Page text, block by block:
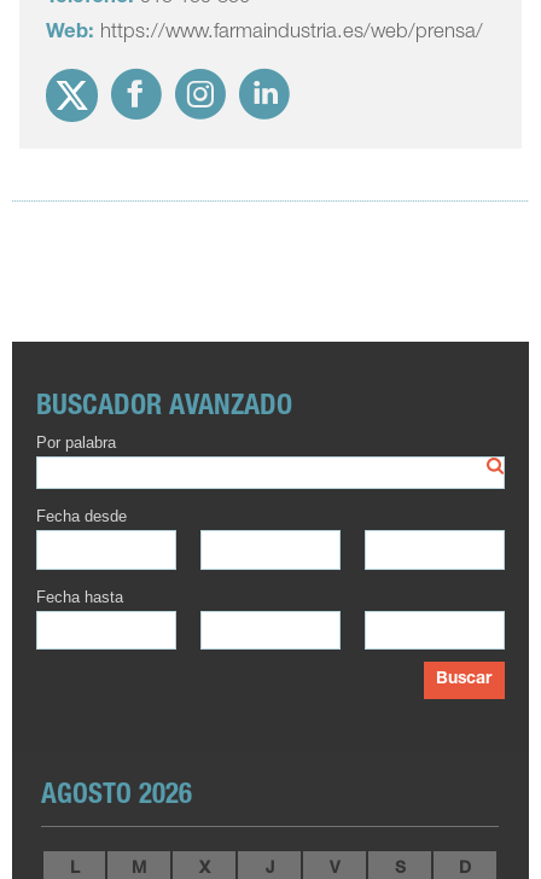
Web: https://www.farmaindustria.es/web/prensa/
BUSCADOR AVANZADO
Por palabra
Fecha desde
Fecha hasta
Buscar
AGOSTO 2026
L M X J V S D